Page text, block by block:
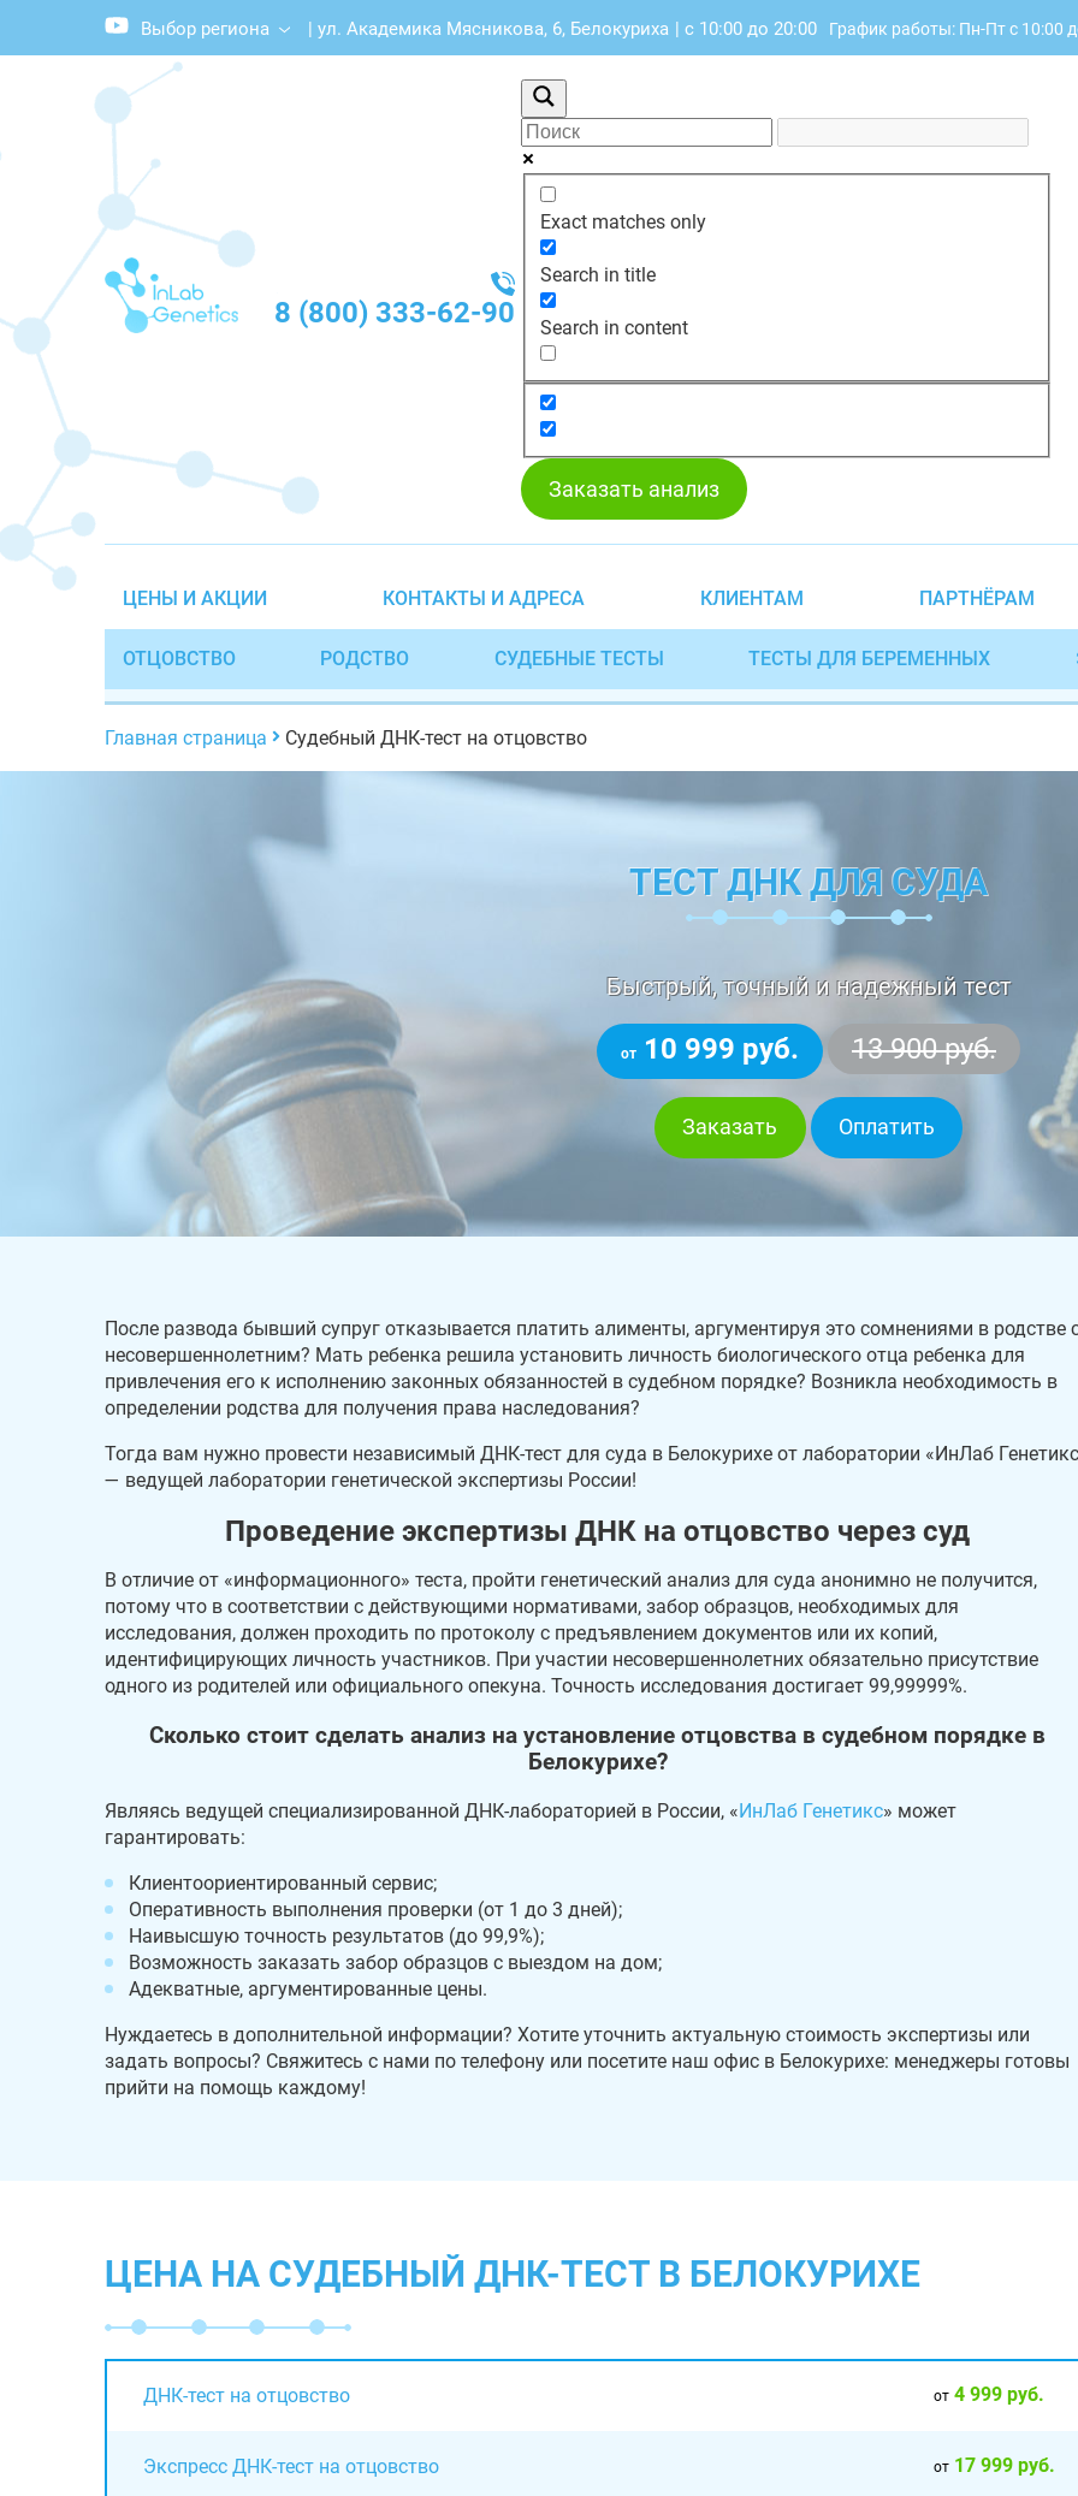
Выбор региона | ул. Академика Мясникова, 6, Белокуриха | с 10:00 до 20:00 График работы: Пн-Пт с 10:00
8 (800) 333-62-90
Exact matches only
Search in title
Search in content
Заказать анализ
ЦЕНЫ И АКЦИИ КОНТАКТЫ И АДРЕСА КЛИЕНТАМ ПАРТНЁРАМ
ОТЦОВСТВО РОДСТВО СУДЕБНЫЕ ТЕСТЫ ТЕСТЫ ДЛЯ БЕРЕМЕННЫХ
Главная страница Судебный ДНК-тест на отцовство
ТЕСТ ДНК ДЛЯ СУДА
Быстрый, точный и надежный тест
от 10 999 руб. 13 900 руб.
Заказать Оплатить
После развода бывший супруг отказывается платить алименты, аргументируя это сомнениями в родстве
несовершеннолетним? Мать ребенка решила установить личность биологического отца ребенка для
привлечения его к исполнению законных обязанностей в судебном порядке? Возникла необходимость в
определении родства для получения права наследования?
Тогда вам нужно провести независимый ДНК-тест для суда в Белокурихе от лаборатории «ИнЛаб
— ведущей лаборатории генетической экспертизы России!
Проведение экспертизы ДНК на отцовство через суд
В отличие от «информационного» теста, пройти генетический анализ для суда анонимно не получится,
потому что в соответствии с действующими нормативами, забор образцов, необходимых для
исследования, должен проходить по протоколу с предъявлением документов или их копий,
идентифицирующих личность участников. При участии несовершеннолетних обязательно присутствие
одного из родителей или официального опекуна. Точность исследования достигает 99,99999%.
Сколько стоит сделать анализ на установление отцовства в судебном порядке в
Белокурихе?
Являясь ведущей специализированной ДНК-лабораторией в России, «ИнЛаб Генетикс» может
гарантировать:
Клиентоориентированный сервис;
Оперативность выполнения проверки (от 1 до 3 дней);
Наивысшую точность результатов (до 99,9%);
Возможность заказать забор образцов с выездом на дом;
Адекватные, аргументированные цены.
Нуждаетесь в дополнительной информации? Хотите уточнить актуальную стоимость экспертизы или
задать вопросы? Свяжитесь с нами по телефону или посетите наш офис в Белокурихе: менеджеры готовы
прийти на помощь каждому!
ЦЕНА НА СУДЕБНЫЙ ДНК-ТЕСТ В БЕЛОКУРИХЕ
ДНК-тест на отцовство от4 999 руб.
Экспресс ДНК-тест на отцовство от17 999 руб.